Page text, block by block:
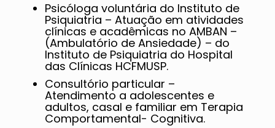
Psicóloga voluntária do Instituto de
Psiquiatria – Atuação em atividades
clínicas e acadêmicas no AMBAN –
(Ambulatório de Ansiedade) – do
Instituto de Psiquiatria do Hospital
das Clínicas HCFMUSP.
Consultório particular –
Atendimento a adolescentes e
adultos, casal e familiar em Terapia
Comportamental- Cognitiva.